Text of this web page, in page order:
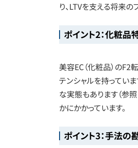
り、LTVを支える将来
ポイント2：化粧品
美容EC（化粧品）の
テンシャルを持ってい
な実態もあります（参
かにかかっています。
ポイント3：手法の